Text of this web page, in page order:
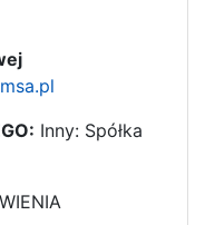
Inny: Spółka